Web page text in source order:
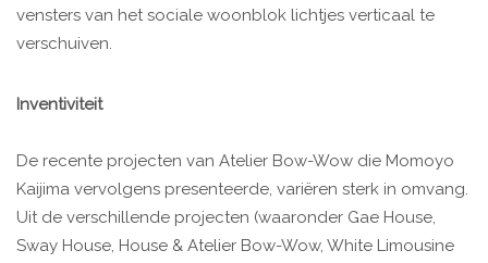
vensters van het sociale woonblok lichtjes verticaal te
verschuiven.
Inventiviteit
De recente projecten van Atelier Bow-Wow die Momoyo
Kaijima vervolgens presenteerde, variëren sterk in omvang.
Uit de verschillende projecten (waaronder Gae House,
Sway House, House & Atelier Bow-Wow, White Limousine